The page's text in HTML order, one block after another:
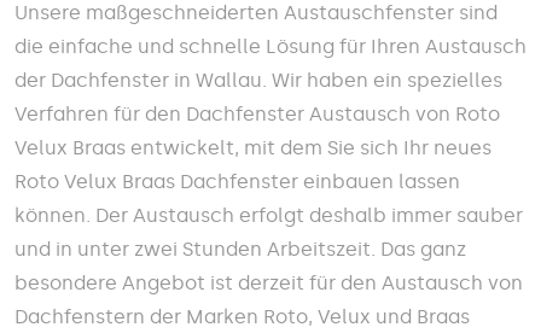
Unsere maßgeschneiderten Austauschfenster sind
die einfache und schnelle Lösung für Ihren Austausch
der Dachfenster in Wallau. Wir haben ein spezielles
Verfahren für den Dachfenster Austausch von Roto
Velux Braas entwickelt, mit dem Sie sich Ihr neues
Roto Velux Braas Dachfenster einbauen lassen
können. Der Austausch erfolgt deshalb immer sauber
und in unter zwei Stunden Arbeitszeit. Das ganz
besondere Angebot ist derzeit für den Austausch von
Dachfenstern der Marken Roto, Velux und Braas